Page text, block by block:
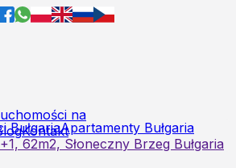
na
Kontakt
BułgariaApartamenty Bułgaria
62m2, Słoneczny Brzeg Bułgaria